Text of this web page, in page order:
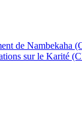
de Nambekaha
sur le Karité